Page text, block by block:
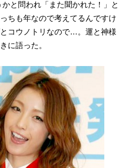
と問われ「また聞かれた！」と
ちも年なので考えてるんですけ
コウノトリなので…。運と神様
に語った。